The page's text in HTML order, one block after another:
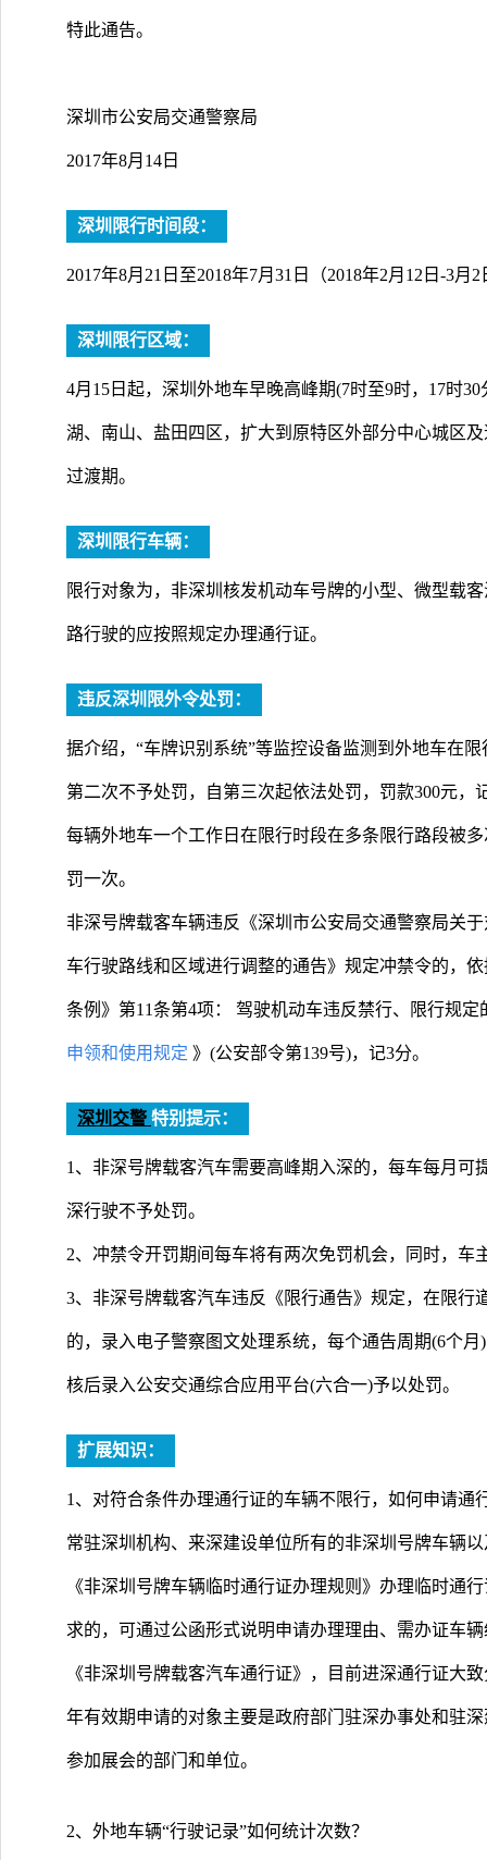
特此通告。
深圳市公安局交通警察局
2017年8月14日
深圳限行时间段：
2017年8月21日至2018年7月31日（2018年2月12日-3月
深圳限行区域：
4月15日起，深圳外地车早晚高峰期(7时至9时，17时
湖、南山、盐田四区，扩大到原特区外部分中心城区
过渡期。
深圳限行车辆：
限行对象为，非深圳核发机动车号牌的小型、微型载
路行驶的应按照规定办理通行证。
违反深圳限外令处罚：
据介绍，“车牌识别系统”等监控设备监测到外地车在
第二次不予处罚，自第三次起依法处罚，罚款300元，
每辆外地车一个工作日在限行时段在多条限行路段被
罚一次。
非深号牌载客车辆违反《深圳市公安局交通警察局关
车行驶路线和区域进行调整的通告》规定冲禁令的，
条例》第11条第4项： 驾驶机动车违反禁行、限行规
申领和使用规定 》(公安部令第139号)，记3分。
深圳交警 特别提示：
1、非深号牌载客汽车需要高峰期入深的，每车每月
深行驶不予处罚。
2、冲禁令开罚期间每车将有两次免罚机会，同时，车
3、非深号牌载客汽车违反《限行通告》规定，在限行
的，录入电子警察图文处理系统，每个通告周期(6个
核后录入公安交通综合应用平台(六合一)予以处罚。
扩展知识：
1、对符合条件办理通行证的车辆不限行，如何申请通
常驻深圳机构、来深建设单位所有的非深圳号牌车辆
《非深圳号牌车辆临时通行证办理规则》办理临时通
求的，可通过公函形式说明申请办理理由、需办证车
《非深圳号牌载客汽车通行证》，目前进深通行证大
年有效期申请的对象主要是政府部门驻深办事处和驻
参加展会的部门和单位。
2、外地车辆“行驶记录”如何统计次数？